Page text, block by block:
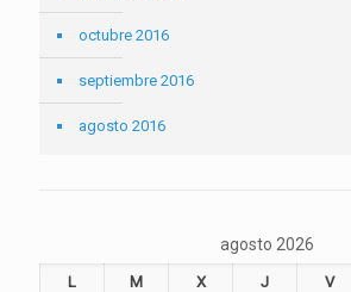
octubre 2016
septiembre 2016
agosto 2016
agosto 2026
L M X J V